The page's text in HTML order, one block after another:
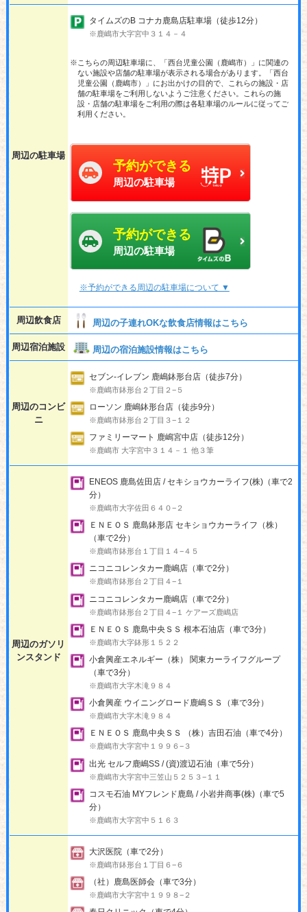
周辺の駐車場
タイムズのB コナカ鹿島店駐車場（徒歩12分）
※鹿嶋市大字宮中３１４－４
※こちらの周辺駐車場に、「西台児童公園（鹿嶋市）」に関連の
ない施設や店舗の駐車場が表示される場合があります。「西台
児童公園（鹿嶋市）」にお出かけの目的で、これらの施設・店
舗の駐車場をご利用しないようご注意ください。これらの施
設・店舗の駐車場をご利用の際は各駐車場のルールに従ってご
利用ください。
予約ができる
周辺の駐車場
予約ができる
周辺の駐車場
※予約ができる周辺の駐車場について ▼
周辺飲食店 周辺の子連れOKな飲食店情報はこちら
周辺宿泊施設 周辺の宿泊施設情報はこちら
周辺のコンビ
ニ
セブン-イレブン 鹿嶋鉢形台店（徒歩7分）
※鹿嶋市鉢形台２丁目２−５
ローソン 鹿嶋鉢形台店（徒歩9分）
※鹿嶋市鉢形台２丁目３−１２
ファミリーマート 鹿嶋宮中店（徒歩12分）
※鹿嶋市 大字宮中３１４－１ 他３筆
周辺のガソリ
ンスタンド
ENEOS 鹿島佐田店 / セキショウカーライフ(株)（車で2
分）
※鹿嶋市大字佐田６４０−２
ＥＮＥＯＳ 鹿島鉢形店 セキショウカーライフ（株）
（車で2分）
※鹿嶋市鉢形台１丁目１４−４５
ニコニコレンタカー鹿嶋店（車で2分）
※鹿嶋市鉢形台２丁目４−１
ニコニコレンタカー鹿嶋店（車で2分）
※鹿嶋市鉢形台２丁目４−１ ケアーズ鹿嶋店
ＥＮＥＯＳ 鹿島中央ＳＳ 根本石油店（車で3分）
※鹿嶋市大字鉢形１５２２
小倉興産エネルギー（株） 関東カーライフグループ
（車で3分）
※鹿嶋市大字木滝９８４
小倉興産 ウイニングロード鹿嶋ＳＳ（車で3分）
※鹿嶋市大字木滝９８４
ＥＮＥＯＳ 鹿島中央ＳＳ （株）吉田石油（車で4分）
※鹿嶋市大字宮中１９９６−３
出光 セルフ鹿嶋SS / (資)渡辺石油（車で5分）
※鹿嶋市大字宮中三笠山５２５３−１１
コスモ石油 MYフレンド鹿島 / 小岩井商事(株)（車で5
分）
※鹿嶋市大字宮中５１６３
大沢医院（車で2分）
※鹿嶋市鉢形台１丁目６−６
（社）鹿島医師会（車で3分）
※鹿嶋市大字宮中１９９８−２